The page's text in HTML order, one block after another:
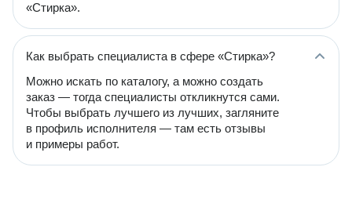
«Стирка».
Как выбрать специалиста в сфере «Стирка»?
Можно искать по каталогу, а можно создать
заказ — тогда специалисты откликнутся сами.
Чтобы выбрать лучшего из лучших, загляните
в профиль исполнителя — там есть отзывы
и примеры работ.